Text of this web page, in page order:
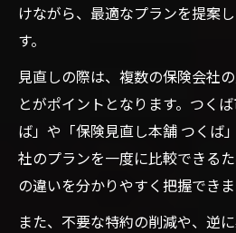
けながら、最適なプランを提案
す。
見直しの際は、複数の保険会社
とがポイントとなります。つく
ば」や「保険見直し本舗 つくば
社のプランを一度に比較できる
の違いを分かりやすく把握できま
また、不要な特約の削減や、逆